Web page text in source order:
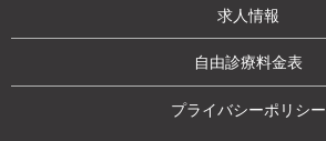
求人情報
自由診療料金表
プライバシーポリシー